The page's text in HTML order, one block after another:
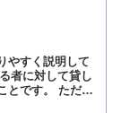
やすく説明して
者に対して貸し
とです。 ただ